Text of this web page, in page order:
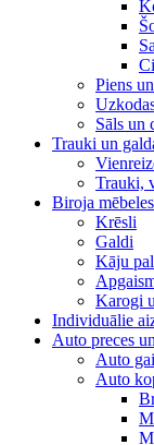
Piens
Sāls un
Trauki un
Trauki,
Biroja
Krēsli
Galdi
Kāju
Karogi
Individuālie
Auto preces
Auto
Auto